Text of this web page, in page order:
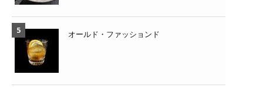
オールド・ファッションド